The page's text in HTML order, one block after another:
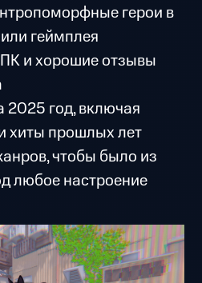
герои в
геймплея
и хорошие отзывы
2025 год, включая
хиты прошлых лет
чтобы было из
любое настроение